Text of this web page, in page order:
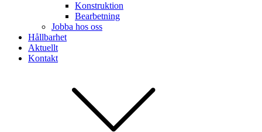
Konstruktion
Bearbetning
Jobba hos oss
Hållbarhet
Aktuellt
Kontakt